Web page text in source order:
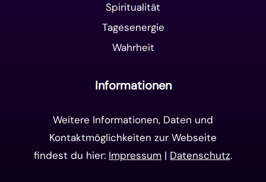
Spiritualität
Tagesenergie
Wahrheit
Informationen
Weitere Informationen, Daten und
Kontaktmöglichkeiten zur Webseite
findest du hier: Impressum | Datenschutz.